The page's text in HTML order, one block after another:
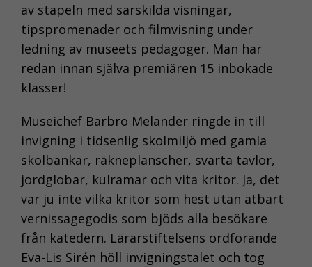
av stapeln med särskilda visningar,
tipspromenader och filmvisning under
ledning av museets pedagoger. Man har
redan innan själva premiären 15 inbokade
klasser!
Museichef Barbro Melander ringde in till
invigning i tidsenlig skolmiljö med gamla
skolbänkar, räkneplanscher, svarta tavlor,
jordglobar, kulramar och vita kritor. Ja, det
var ju inte vilka kritor som hest utan ätbart
vernissagegodis som bjöds alla besökare
från katedern. Lärarstiftelsens ordförande
Eva-Lis Sirén höll invigningstalet och tog